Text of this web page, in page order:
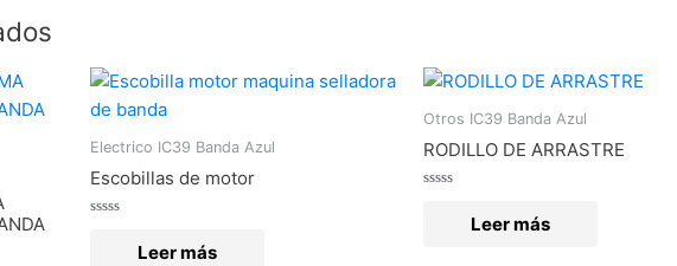
Electrico IC39 Banda Azul
Escobillas de motor
Leer más
Otros IC39 Banda Azul
RODILLO DE ARRASTRE
Leer más